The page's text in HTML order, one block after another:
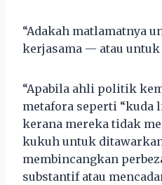
“Adakah matlamatnya
kerjasama — atau untuk
“Apabila ahli politik
metafora seperti “kuda
kerana mereka tidak
kukuh untuk
membincangkan
substantif atau